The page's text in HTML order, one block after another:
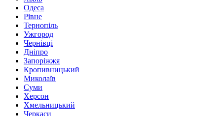
Одеса
Рівне
Тернопіль
Ужгород
Чернівці
Дніпро
Запоріжжя
Кропивницький
Миколаїв
Суми
Херсон
Хмельницький
Черкаси